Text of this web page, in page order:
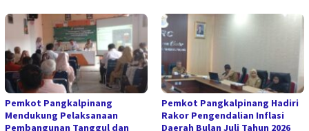
Pemkot Pangkalpinang
Mendukung Pelaksanaan
Pembangunan Tanggul dan
Pemkot Pangkalpinang Hadiri
Rakor Pengendalian Inflasi
Daerah Bulan Juli Tahun 2026